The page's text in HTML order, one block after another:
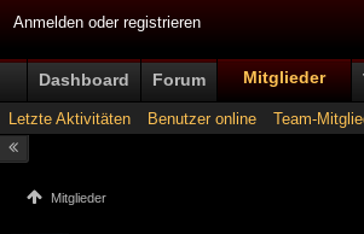
Anmelden oder registrieren
Dashboard Forum Mitglieder
Letzte Aktivitäten Benutzer online Team-
Mitglieder